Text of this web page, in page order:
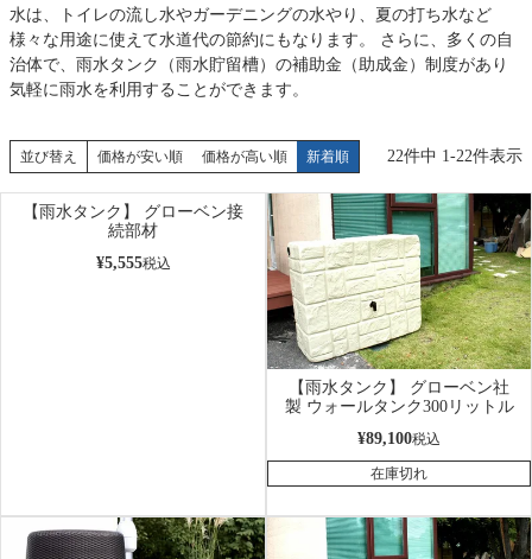
水は、トイレの流し水やガーデニングの水やり、夏の打ち水など
様々な用途に使えて水道代の節約にもなります。 さらに、多くの自
治体で、雨水タンク（雨水貯留槽）の補助金（助成金）制度があり
気軽に雨水を利用することができます。
並び替え 価格が安い順 価格が高い順 新着順 22件中 1-22件表示
【雨水タンク】 グローベン接
続部材
¥5,555税込
【雨水タンク】 グローベン社
製 ウォールタンク300リットル
¥89,100税込
在庫切れ